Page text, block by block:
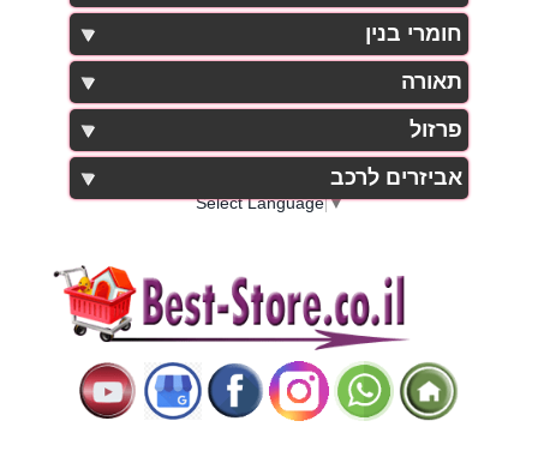
חומרי בנין
תאורה
פרזול
אביזרים לרכב
Select Language▼